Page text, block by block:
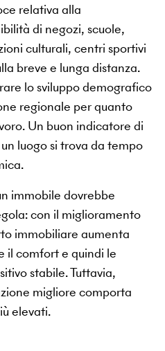
relativa alla
di negozi, scuole,
culturali, centri sportivi
breve e lunga distanza.
lo sviluppo demografico
regionale per quanto
Un buon indicatore di
luogo si trova da tempo
immobile dovrebbe
con il miglioramento
immobiliare aumenta
il comfort e quindi le
stabile. Tuttavia,
migliore comporta
elevati.